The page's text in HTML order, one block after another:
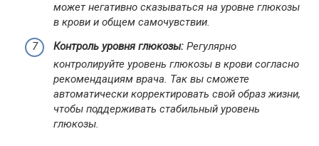
может негативно сказываться на уровне глюкозы
в крови и общем самочувствии.
Контроль уровня глюкозы: Регулярно
контролируйте уровень глюкозы в крови согласно
рекомендациям врача. Так вы сможете
автоматически корректировать свой образ жизни,
чтобы поддерживать стабильный уровень
глюкозы.